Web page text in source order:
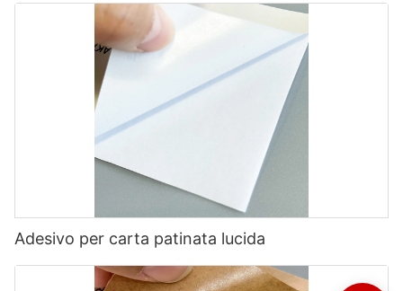
Adesivo per carta patinata lucida